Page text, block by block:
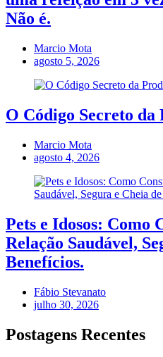
Não é.
Marcio Mota
agosto 5, 2026
O Código Secreto
Marcio Mota
agosto 4, 2026
Pets e Idosos: Como
Relação Saudável,
Benefícios.
Fábio Stevanato
julho 30, 2026
Postagens Recentes